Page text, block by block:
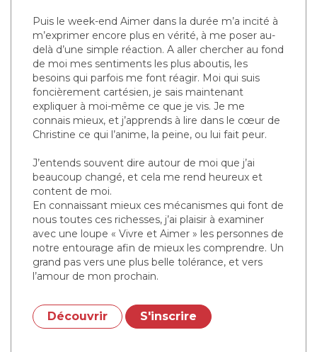
Puis le week-end Aimer dans la durée m’a incité à
m’exprimer encore plus en vérité, à me poser au-
delà d’une simple réaction. A aller chercher au fond
de moi mes sentiments les plus aboutis, les
besoins qui parfois me font réagir. Moi qui suis
foncièrement cartésien, je sais maintenant
expliquer à moi-même ce que je vis. Je me
connais mieux, et j’apprends à lire dans le cœur de
Christine ce qui l’anime, la peine, ou lui fait peur.
J’entends souvent dire autour de moi que j’ai
beaucoup changé, et cela me rend heureux et
content de moi.
En connaissant mieux ces mécanismes qui font de
nous toutes ces richesses, j’ai plaisir à examiner
avec une loupe « Vivre et Aimer » les personnes de
notre entourage afin de mieux les comprendre. Un
grand pas vers une plus belle tolérance, et vers
l’amour de mon prochain.
Découvrir S'inscrire